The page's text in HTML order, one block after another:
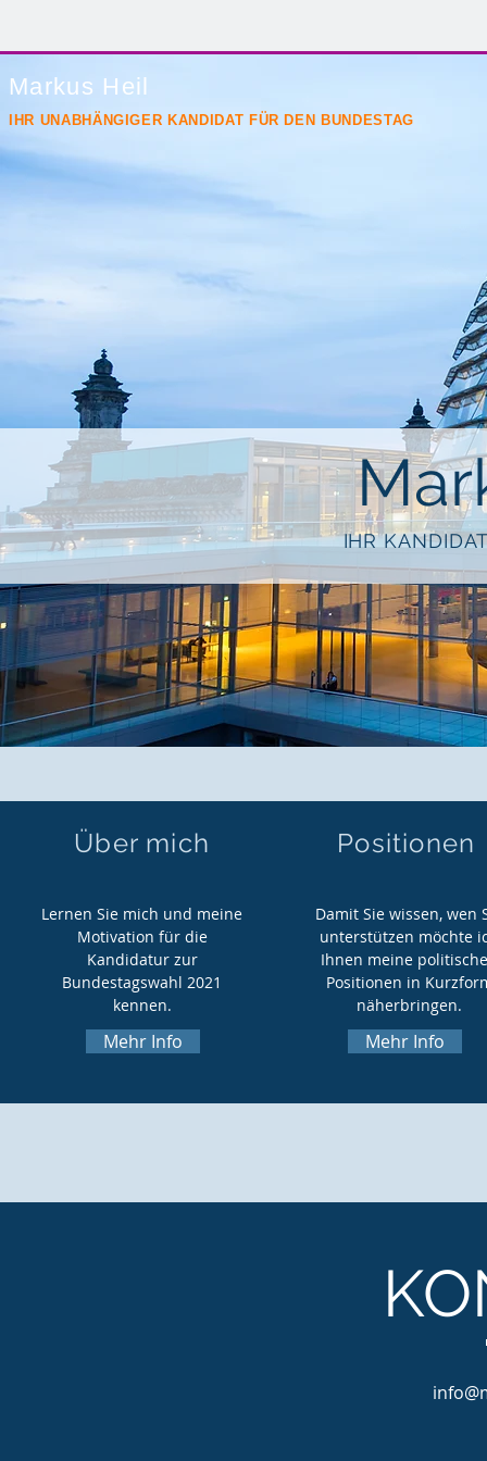
Markus Heil
IHR UNABHÄNGIGER KANDIDAT FÜR DEN BUNDESTAG
IHR
Über mich
Lernen Sie mich und meine
Motivation für die
Kandidatur zur
Bundestagswahl 2021
kennen.
Mehr Info
Positionen
Damit Sie wissen, wen
unterstützen möchte
Ihnen meine
Positionen in
näherbringen.
Mehr Info